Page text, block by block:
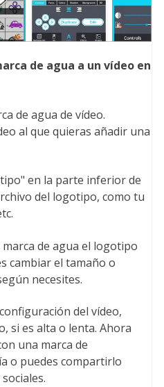
de agua a un vídeo en
de agua de vídeo.
al que quieras añadir una
en la parte inferior de
del logotipo, como tu
marca de agua el logotipo
cambiar el tamaño o
necesites.
del vídeo,
si es alta o lenta. Ahora
una marca de
o puedes compartirlo